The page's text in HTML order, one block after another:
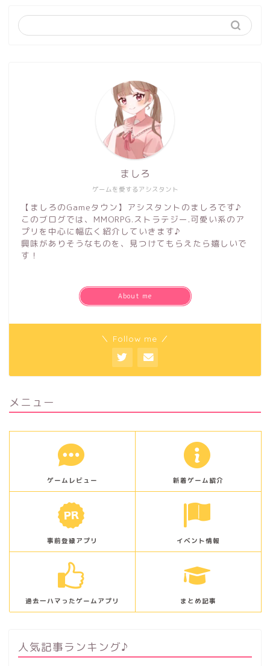
ゲームを愛するアシスタント
ましろ
【ましろのGameタウン】アシスタントのましろです♪
このブログでは、MMORPG.ストラテジー.可愛い系のア
プリを中心に幅広く紹介していきます♪
興味がありそうなものを、見つけてもらえたら嬉しいで
す！
About me
＼ Follow me ／
メニュー
ゲームレビュー 新着ゲーム紹介
事前登録アプリ イベント情報
過去一ハマったゲームアプリ まとめ記事
人気記事ランキング♪